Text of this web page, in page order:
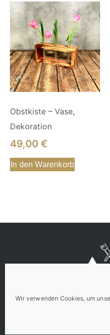
Wir verwenden Cookies, um
Obstkiste – Vase,
Dekoration
49,00€
In den Warenkorb